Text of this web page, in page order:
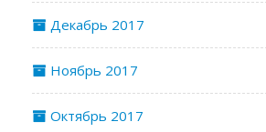
Декабрь 2017
Ноябрь 2017
Октябрь 2017